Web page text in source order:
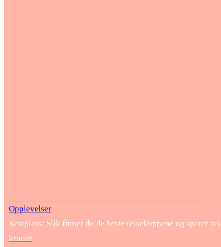
Opplevelser
Restplass: Slik finner du de beste reisekuppene og sparer
kroner